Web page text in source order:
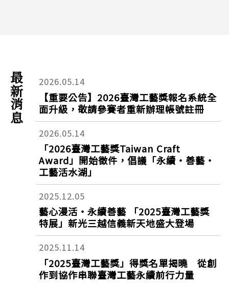
最新消息 2026.05.14
【重要公告】2026臺灣工藝獎報名系統全
面升級，敬請參賽者重新辦理帳號註冊
2026.05.14
「2026臺灣工藝獎Taiwan Craft
Award」開始徵件，倡議「永續‧善藝‧
工藝活水湖」
2025.12.05
藝心漫活‧永續善藝 「2025臺灣工藝獎
特展」新光三越信義新天地盛大登場
2025.11.14
「2025臺灣工藝獎」得獎名單揭曉 從創
作到協作串聯臺灣工藝永續前行力量